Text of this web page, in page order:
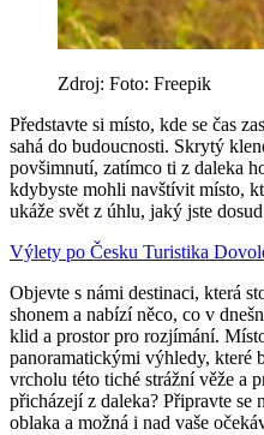
Zdroj: Foto: Freepik
Představte si místo, kde se čas
sahá do budoucnosti. Skrytý
povšimnutí, zatímco ti z daleka
kdybyste mohli navštívit místo,
ukáže svět z úhlu, jaký jste
Výlety po Česku Turistika
Objevte s námi destinaci, která
shonem a nabízí něco, co v
klid a prostor pro rozjímání.
panoramatickými výhledy, které
vrcholu této tiché strážní věže a
přicházejí z daleka? Připravte se
oblaka a možná i nad vaše